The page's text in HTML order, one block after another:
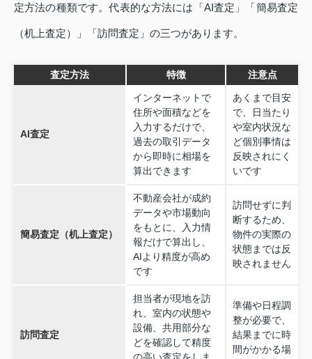
定方法の種類です。代表的な方法には「AI査定」「簡易査定
（机上査定）」「訪問査定」の三つがあります。
査定方法 特徴 注意点
AI査定
インターネットで
住所や面積などを
入力するだけで、
過去の取引データ
から即時に相場を
算出できます
あくまで目安
で、日当たり
や室内状況な
ど個別事情は
反映されにく
いです
簡易査定（机上査定）
不動産会社が成約
データや市場動向
をもとに、入力情
報だけで算出し、
AIより精度が高め
です
訪問せずに判
断するため、
物件の実際の
状態までは反
映されません
訪問査定
担当者が現地を訪
れ、室内の状態や
設備、共用部分な
どを確認して精度
の高い査定をしま
準備や日程調
整が必要で、
結果までに時
間がかかる場